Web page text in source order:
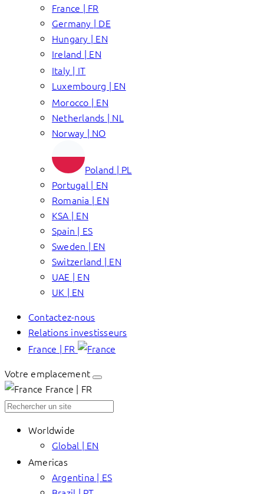
France | FR
Germany | DE
Hungary | EN
Ireland | EN
Italy | IT
Luxembourg | EN
Morocco | EN
Netherlands | NL
Norway | NO
Poland | PL
Portugal | EN
Romania | EN
KSA | EN
Spain | ES
Sweden | EN
Switzerland | EN
UAE | EN
UK | EN
Contactez-nous
Relations investisseurs
France | FR
Votre emplacement
France | FR
Worldwide
Global | EN
Americas
Argentina | ES